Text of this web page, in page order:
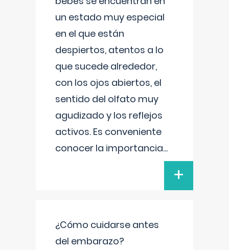
un estado muy especial
en el que están
despiertos, atentos a lo
que sucede alrededor,
con los ojos abiertos, el
sentido del olfato muy
agudizado y los reflejos
activos. Es conveniente
conocer la importancia...
+
¿Cómo cuidarse antes
del embarazo?